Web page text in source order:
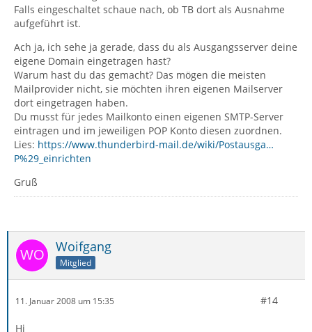
Falls eingeschaltet schaue nach, ob TB dort als Ausnahme
aufgeführt ist.
Ach ja, ich sehe ja gerade, dass du als Ausgangsserver deine
eigene Domain eingetragen hast?
Warum hast du das gemacht? Das mögen die meisten
Mailprovider nicht, sie möchten ihren eigenen Mailserver
dort eingetragen haben.
Du musst für jedes Mailkonto einen eigenen SMTP-Server
eintragen und im jeweiligen POP Konto diesen zuordnen.
Lies: https://www.thunderbird-mail.de/wiki/Postausga…
P%29_einrichten
Gruß
Woifgang
Mitglied
11. Januar 2008 um 15:35 #14
Hi